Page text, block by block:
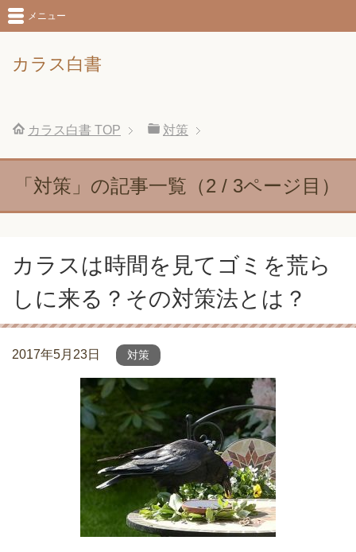
カラス白書
メニュー
カラス白書 TOP 対策
「対策」の記事一覧（2 / 3ページ目）
カラスは時間を見てゴミを荒ら
しに来る？その対策法とは？
2017年5月23日 対策